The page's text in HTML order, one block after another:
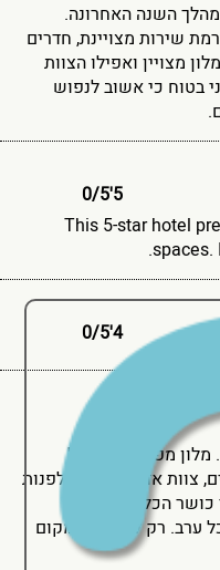
השנה האחרונה.
שירות מצויינת, חדרים
מצויין ואפילו הצוות
בטוח כי אשוב לנפוש
5'0
/5
This 5-star hotel
spaces.
4'0
/5
מלון מפואר, יפה, כל
צוות אדיב. יש למי לפנות
הכל במחיר של
ערב. רק להנות מהמקום